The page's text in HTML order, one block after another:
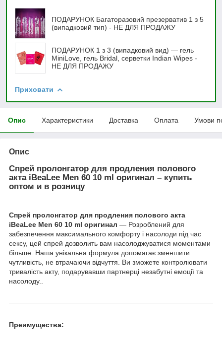
ПОДАРУНОК Багаторазовий презерватив 1 з 5
(випадковий тип) - НЕ ДЛЯ ПРОДАЖУ
ПОДАРУНОК 1 з 3 (випадковий вид) — гель
MiniLove, гель Bridal, серветки Indian Wipes -
НЕ ДЛЯ ПРОДАЖУ
Приховати
Опис Характеристики Доставка Оплата Умови
Опис
Спрей пролонгатор для продления полового
акта iBeaLee Men 60 10 ml оригинал – купить
оптом и в розницу
Спрей пролонгатор для продления полового акта
iBeaLee Men 60 10 ml оригинал — Розроблений для
забезпечення максимального комфорту і насолоди під час
сексу, цей спрей дозволить вам насолоджуватися моментами
більше. Наша унікальна формула допомагає зменшити
чутливість, не втрачаючи відчуття. Ви зможете контролювати
тривалість акту, подарувавши партнерці незабутні емоції та
насолоду..
Преимущества: